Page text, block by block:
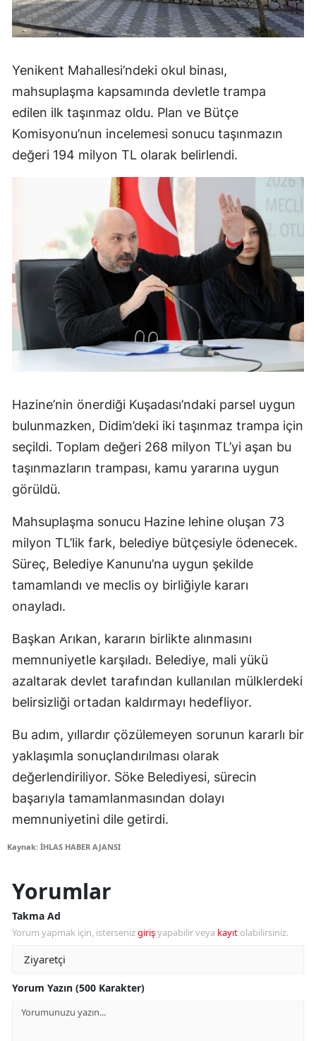
Yenikent Mahallesi’ndeki okul binası,
mahsuplaşma kapsamında devletle trampa
edilen ilk taşınmaz oldu. Plan ve Bütçe
Komisyonu’nun incelemesi sonucu taşınmazın
değeri 194 milyon TL olarak belirlendi.
Hazine’nin önerdiği Kuşadası’ndaki parsel uygun
bulunmazken, Didim’deki iki taşınmaz trampa için
seçildi. Toplam değeri 268 milyon TL’yi aşan bu
taşınmazların trampası, kamu yararına uygun
görüldü.
Mahsuplaşma sonucu Hazine lehine oluşan 73
milyon TL’lik fark, belediye bütçesiyle ödenecek.
Süreç, Belediye Kanunu’na uygun şekilde
tamamlandı ve meclis oy birliğiyle kararı
onayladı.
Başkan Arıkan, kararın birlikte alınmasını
memnuniyetle karşıladı. Belediye, mali yükü
azaltarak devlet tarafından kullanılan mülklerdeki
belirsizliği ortadan kaldırmayı hedefliyor.
Bu adım, yıllardır çözülemeyen sorunun kararlı bir
yaklaşımla sonuçlandırılması olarak
değerlendiriliyor. Söke Belediyesi, sürecin
başarıyla tamamlanmasından dolayı
memnuniyetini dile getirdi.
Kaynak: İHLAS HABER AJANSI
Yorumlar
Takma Ad
Yorum yapmak için, istersenizgirişyapabilir veya kayıt olabilirsiniz.
Yorum Yazın (500 Karakter)